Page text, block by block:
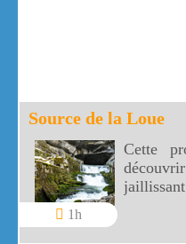
Source de la Loue
1h
Cette
Loue